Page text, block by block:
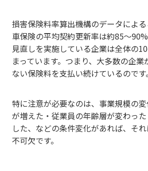
損害保険料率算出機構のデータによ
車保険の平均契約更新率は約85〜90%
見直しを実施している企業は全体の
まっています。つまり、大多数の企
ない保険料を支払い続けているのです。
特に注意が必要なのは、事業規模の
が増えた・従業員の年齢層が変わっ
した、などの条件変化があれば、そ
不可欠です。